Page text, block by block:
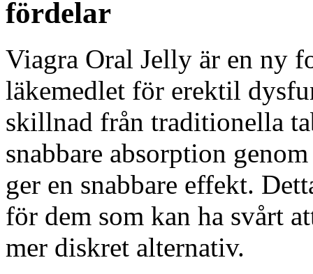
fördelar
Viagra Oral Jelly är en ny
läkemedlet för erektil
skillnad från traditionella
snabbare absorption
ger en snabbare effekt.
för dem som kan ha svårt
mer diskret alternativ.